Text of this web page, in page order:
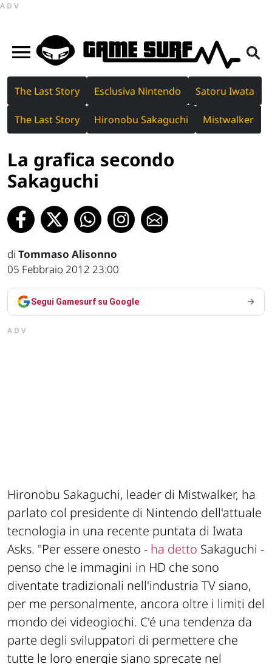
ADV
The Last Story Esclusiva Nintendo Satoru Iwata
The Last Story Hironobu Sakaguchi Mistwalker
La grafica secondo
Sakaguchi
di Tommaso Alisonno
05 Febbraio 2012 23:00
Segui Gamesurf su Google
ADV
Hironobu Sakaguchi, leader di Mistwalker, ha
parlato col presidente di Nintendo dell'attuale
tecnologia in una recente puntata di Iwata
Asks. "Per essere onesto - ha detto Sakaguchi -
penso che le immagini in HD che sono
diventate tradizionali nell'industria TV siano,
per me personalmente, ancora oltre i limiti del
mondo dei videogiochi. C'é una tendenza da
parte degli sviluppatori di permettere che
tutte le loro energie siano sprecate nel